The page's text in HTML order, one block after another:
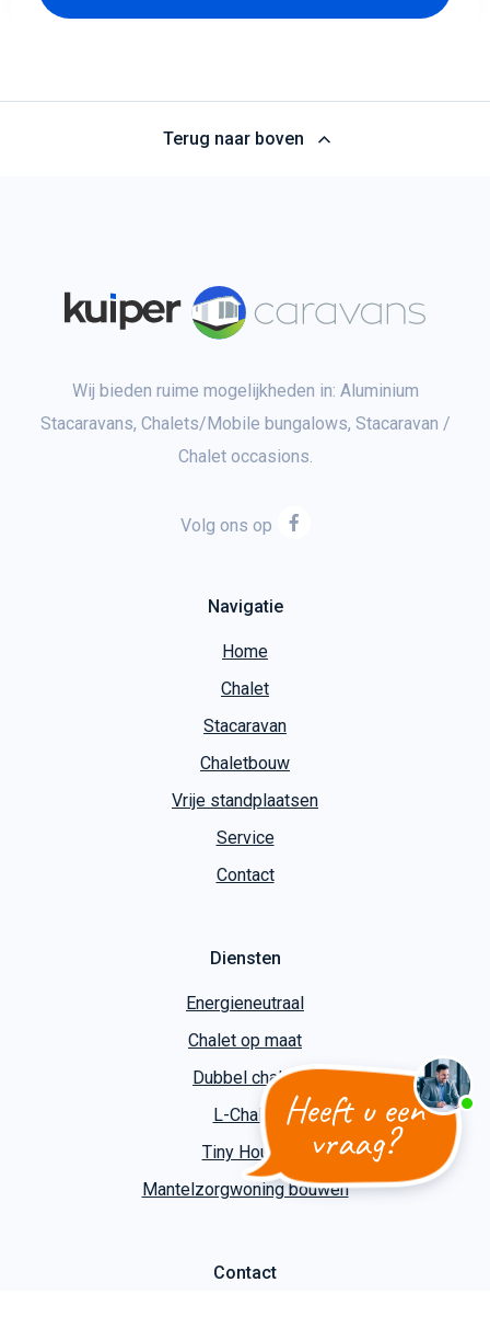
Heeft u een
vraag?
Terug naar boven
Wij bieden ruime mogelijkheden in: Aluminium
Stacaravans, Chalets/Mobile bungalows, Stacaravan /
Chalet occasions.
Volg ons op
Navigatie
Home
Chalet
Stacaravan
Chaletbouw
Vrije standplaatsen
Service
Contact
Diensten
Energieneutraal
Chalet op maat
Dubbel chalet
L-Chalet
Tiny House
Mantelzorgwoning bouwen
Contact